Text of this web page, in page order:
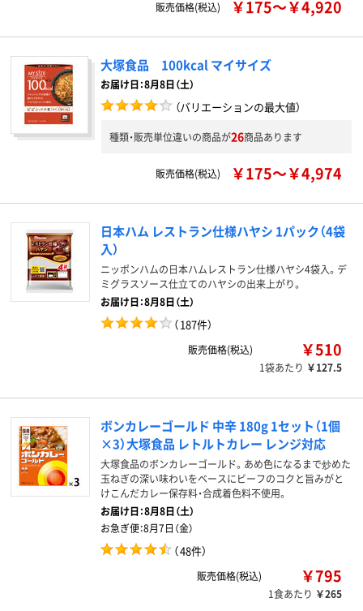
販売価格(税込)
￥175～￥4,920
大塚食品 100kcal マイサイズ
お届け日：8月8日（土）
（バリエーションの最大値）
種類・販売単位違いの商品が26商品あります
販売価格(税込) ￥175～￥4,974
日本ハム レストラン仕様ハヤシ 1パック（4袋
入）
ニッポンハムの日本ハムレストラン仕様ハヤシ4袋入。デ
ミグラスソース仕立てのハヤシの出来上がり。
お届け日：8月8日（土）
（187件）
販売価格(税込) ￥510
1袋あたり ￥127.5
ボンカレーゴールド 中辛 180g 1セット（1個
×3）大塚食品 レトルトカレー レンジ対応
大塚食品のボンカレーゴールド。あめ色になるまで炒めた
玉ねぎの深い味わいをベースにビーフのコクと旨みがと
けこんだカレー保存料・合成着色料不使用。
お届け日：8月8日（土）
お急ぎ便：8月7日（金）
（48件）
販売価格(税込) ￥795
1食あたり ￥265